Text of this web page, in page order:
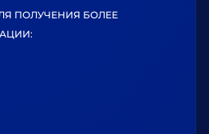
ПОЛУЧЕНИЯ БОЛЕЕ